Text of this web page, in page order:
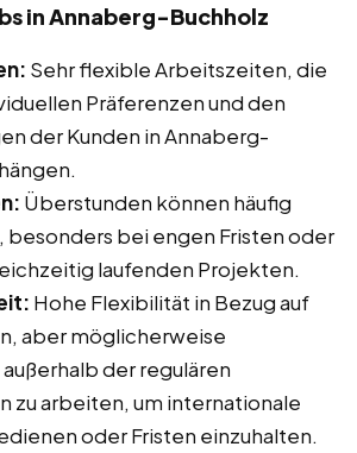
in Annaberg-Buchholz
Sehr flexible Arbeitszeiten, die
Präferenzen und den
der Kunden in Annaberg-
Überstunden können häufig
bei engen Fristen oder
laufenden Projekten.
Hohe Flexibilität in Bezug auf
aber möglicherweise
der regulären
zu arbeiten, um internationale
oder Fristen einzuhalten.